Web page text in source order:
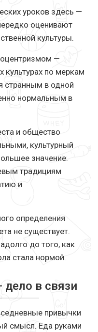
уроков здесь —
оценивают
культуры.
—
культурах по меркам
странным в одной
нормальным в
и общество
культурный
значение.
традициям
и
определения
не существует.
до того, как
стала нормой.
дело в связи
привычки
смысл. Еда руками